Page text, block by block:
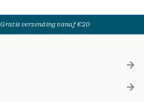
Gratis verzending vanaf €20